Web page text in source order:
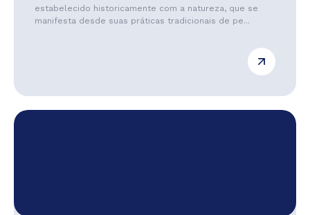
estabelecido historicamente com a natureza, que se
manifesta desde suas práticas tradicionais de pe...